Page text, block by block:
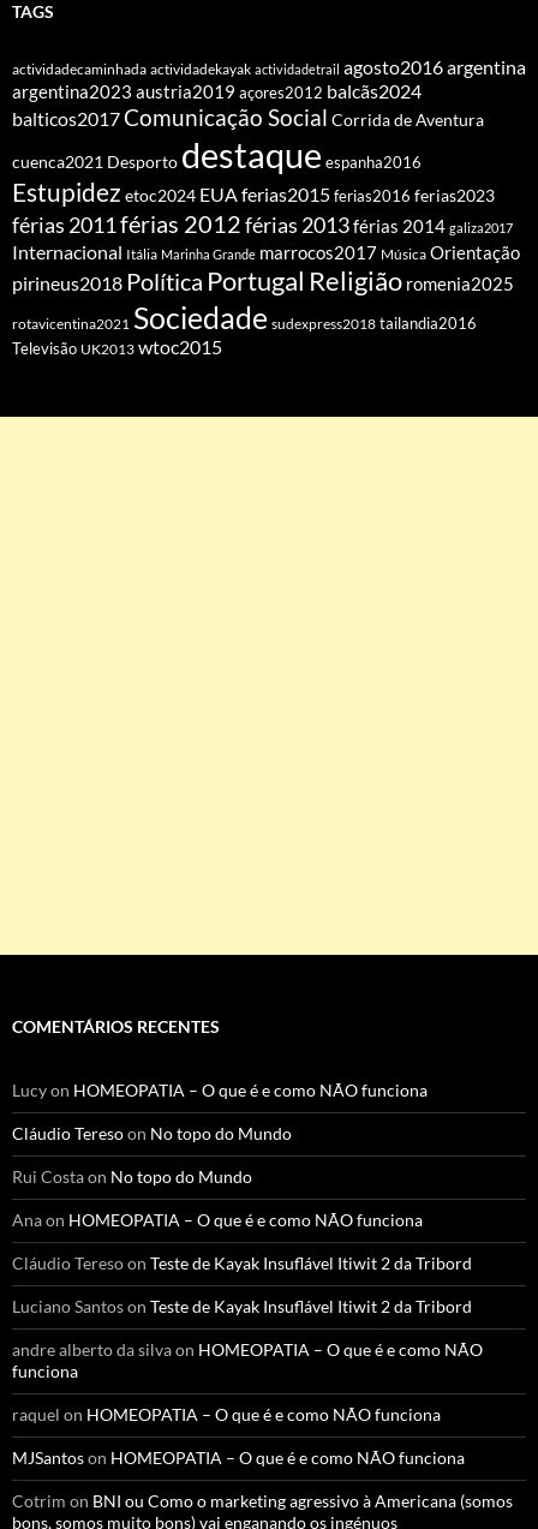
TAGS
actividadecaminhada actividadekayak actividadetrail agosto2016argentina
argentina2023 austria2019 açores2012 balcãs2024
balticos2017Comunicação Social Corrida de Aventura
cuenca2021 Desporto destaque espanha2016
Estupidez etoc2024 EUAferias2015ferias2016 ferias2023
férias 2011férias 2012férias 2013férias 2014 galiza2017
Internacional Itália Marinha Grande marrocos2017 Música Orientação
pirineus2018 Política Portugal Religião romenia2025
rotavicentina2021 Sociedade sudexpress2018 tailandia2016
Televisão UK2013 wtoc2015
COMENTÁRIOS RECENTES
Lucyon HOMEOPATIA – O que é e como NÃO funciona
Cláudio Teresoon No topo do Mundo
Rui Costaon No topo do Mundo
Anaon HOMEOPATIA – O que é e como NÃO funciona
Cláudio Teresoon Teste de Kayak Insuflável Itiwit 2 da Tribord
Luciano Santoson Teste de Kayak Insuflável Itiwit 2 da Tribord
andre alberto da silvaon HOMEOPATIA – O que é e como NÃO
funciona
raquel on HOMEOPATIA – O que é e como NÃO funciona
MJSantoson HOMEOPATIA – O que é e como NÃO funciona
Cotrim on BNI ou Como o marketing agressivo à Americana (somos
bons, somos muito bons) vai enganando os ingénuos